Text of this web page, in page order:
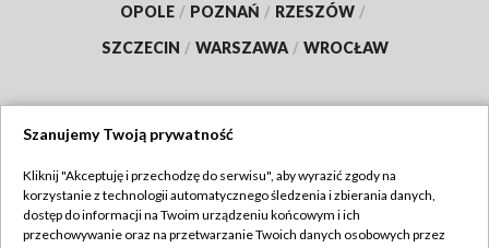
OPOLE / POZNAŃ / RZESZÓW /
SZCZECIN / WARSZAWA / WROCŁAW
TVP
Abonament TVP
Regulamin TVP
Szanujemy Twoją prywatność
Kliknij "Akceptuję i przechodzę do serwisu", aby wyrazić zgody na
korzystanie z technologii automatycznego śledzenia i zbierania danych,
dostęp do informacji na Twoim urządzeniu końcowym i ich
przechowywanie oraz na przetwarzanie Twoich danych osobowych przez